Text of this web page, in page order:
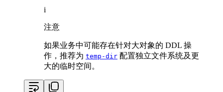
i
注意
如果业务中可能存在针对大对象的 DDL 操
作，推荐为 temp-dir 配置独立文件系统及更
大的临时空间。